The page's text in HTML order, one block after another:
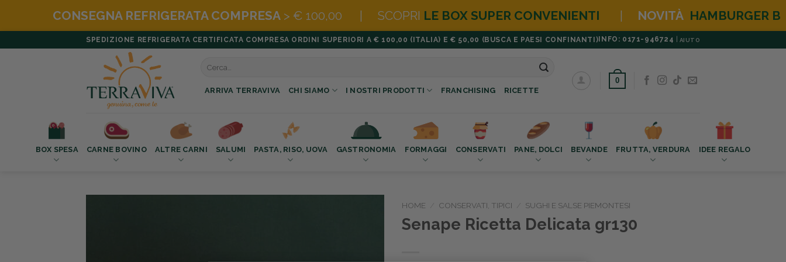
COMPRESA> € 100,00 | SCOPRILE BOX SUPER CONVENIENTI |NOVITÀ HAMBURGER BOX NEW EDITION (PANE
ai
SPEDIZIONE REFRIGERATA CERTIFICATA COMPRESA ORDINI SUPERIORI A € 100,00 (ITALIA) E € 50,00 (BUSCA E PAESI CONFINANTI)INFO: 0171-946724 | AIUTO
ARRIVA TERRAVIVA CHI SIAMO I NOSTRI PRODOTTI FRANCHISING RICETTE
0
BOX SPESA CARNE BOVINO ALTRE CARNI SALUMI PASTA, RISO, UOVA GASTRONOMIA FORMAGGI CONSERVATI PANE, DOLCI BEVANDE FRUTTA, VERDURA IDEE REGALO
HOME CONSERVATI, TIPICI SUGHI E SALSE PIEMONTESI
Senape Ricetta Delicata gr130